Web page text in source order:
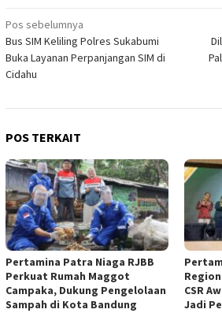
Navigasi
pos
Pos sebelumnya
Bus SIM Keliling Polres Sukabumi
Buka Layanan Perpanjangan SIM di
Cidahu
POS TERKAIT
Pertamina Patra Niaga RJBB
Perkuat Rumah Maggot
Campaka, Dukung Pengelolaan
Sampah di Kota Bandung
CSR
Jadi